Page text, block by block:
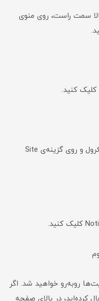
سمت راست، روی منوی
در صفحه بازشده به سمت پایین اسکرول و روی گزینه‌ی Site
رو‌به‌رو خواهید شد. اگر
کرده‌اید، در بالای صفحه